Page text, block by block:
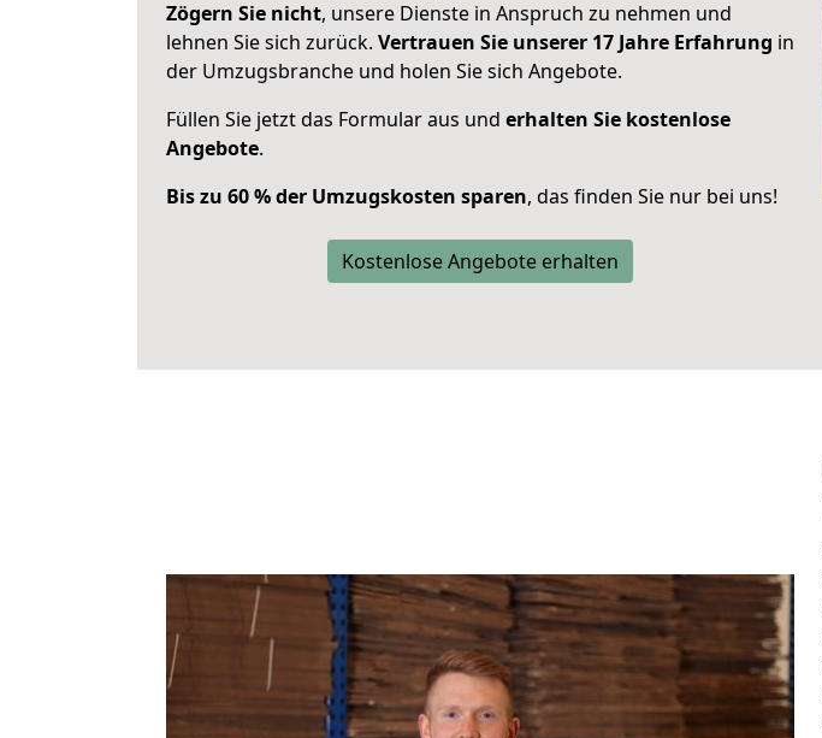
Zögern Sie nicht, unsere Dienste in Anspruch zu nehmen und
lehnen Sie sich zurück. Vertrauen Sie unserer 17 Jahre Erfahrung in
der Umzugsbranche und holen Sie sich Angebote.
Füllen Sie jetzt das Formular aus und erhalten Sie kostenlose
Angebote.
Bis zu 60 % der Umzugskosten sparen, das finden Sie nur bei uns!
Kostenlose Angebote erhalten